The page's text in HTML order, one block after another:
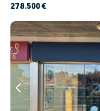
278.500 €